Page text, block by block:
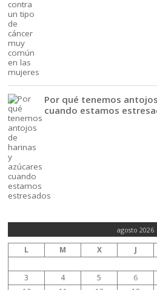
Por qué tenemos
cuando estamos
agosto 2026
L M X J
3
4 5 6